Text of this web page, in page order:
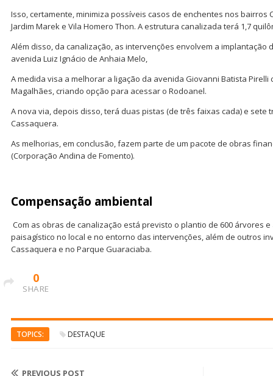
Isso, certamente, minimiza possíveis casos de enchentes nos bairros
Jardim Marek e Vila Homero Thon. A estrutura canalizada terá 1,7
Além disso, da canalização, as intervenções envolvem a implantação
avenida Luiz Ignácio de Anhaia Melo,
A medida visa a melhorar a ligação da avenida Giovanni Batista Pirelli
Magalhães, criando opção para acessar o Rodoanel.
A nova via, depois disso, terá duas pistas (de três faixas cada) e sete
Cassaquera.
As melhorias, em conclusão, fazem parte de um pacote de obras
(Corporação Andina de Fomento).
Compensação ambiental
Com as obras de canalização está previsto o plantio de 600 árvores
paisagístico no local e no entorno das intervenções, além de outros
Cassaquera e no Parque Guaraciaba.
0
SHARE
TOPICS: DESTAQUE
PREVIOUS POST